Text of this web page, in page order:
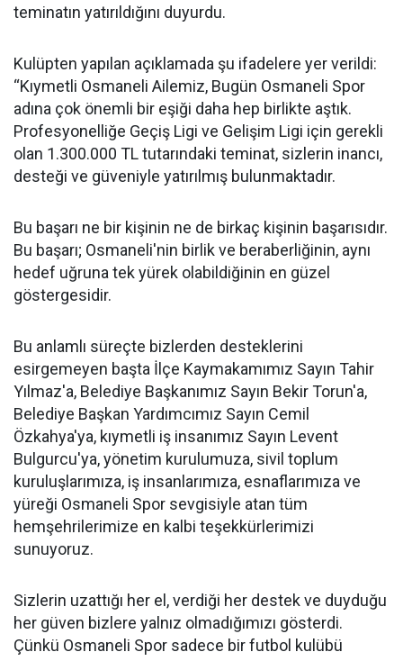
teminatın yatırıldığını duyurdu.
Kulüpten yapılan açıklamada şu ifadelere yer verildi:
“Kıymetli Osmaneli Ailemiz, Bugün Osmaneli Spor
adına çok önemli bir eşiği daha hep birlikte aştık.
Profesyonelliğe Geçiş Ligi ve Gelişim Ligi için gerekli
olan 1.300.000 TL tutarındaki teminat, sizlerin inancı,
desteği ve güveniyle yatırılmış bulunmaktadır.
Bu başarı ne bir kişinin ne de birkaç kişinin başarısıdır.
Bu başarı; Osmaneli'nin birlik ve beraberliğinin, aynı
hedef uğruna tek yürek olabildiğinin en güzel
göstergesidir.
Bu anlamlı süreçte bizlerden desteklerini
esirgemeyen başta İlçe Kaymakamımız Sayın Tahir
Yılmaz'a, Belediye Başkanımız Sayın Bekir Torun'a,
Belediye Başkan Yardımcımız Sayın Cemil
Özkahya'ya, kıymetli iş insanımız Sayın Levent
Bulgurcu'ya, yönetim kurulumuza, sivil toplum
kuruluşlarımıza, iş insanlarımıza, esnaflarımıza ve
yüreği Osmaneli Spor sevgisiyle atan tüm
hemşehrilerimize en kalbi teşekkürlerimizi
sunuyoruz.
Sizlerin uzattığı her el, verdiği her destek ve duyduğu
her güven bizlere yalnız olmadığımızı gösterdi.
Çünkü Osmaneli Spor sadece bir futbol kulübü